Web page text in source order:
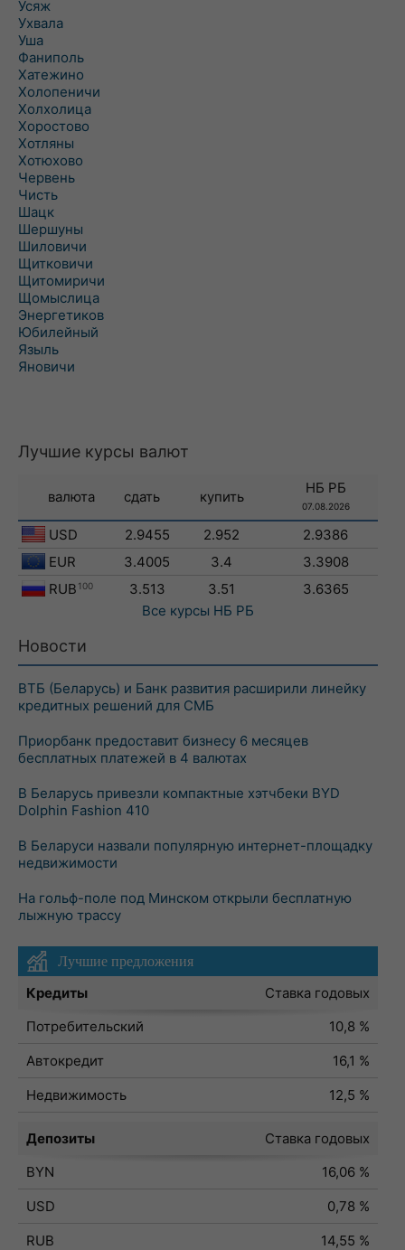
Усяж
Ухвала
Уша
Фаниполь
Хатежино
Холопеничи
Холхолица
Хоростово
Хотляны
Хотюхово
Червень
Чисть
Шацк
Шершуны
Шиловичи
Щитковичи
Щитомиричи
Щомыслица
Энергетиков
Юбилейный
Языль
Яновичи
Лучшие курсы валют
валюта сдать купить
НБ РБ
07.08.2026
USD 2.9455 2.952
2.9386
EUR
3.4005 3.4
3.3908
RUB 100 3.513 3.51
3.6365
Все курсы НБ РБ
Новости
ВТБ (Беларусь) и Банк развития расширили линейку
кредитных решений для СМБ
Приорбанк предоставит бизнесу 6 месяцев
бесплатных платежей в 4 валютах
В Беларусь привезли компактные хэтчбеки BYD
Dolphin Fashion 410
В Беларуси назвали популярную интернет-площадку
недвижимости
На гольф-поле под Минском открыли бесплатную
лыжную трассу
Лучшие предложения
Кредиты
Ставка годовых
Потребительский
10,8 %
Автокредит
16,1 %
Недвижимость
12,5 %
Депозиты
Ставка годовых
BYN
16,06 %
USD
0,78 %
RUB
14,55 %